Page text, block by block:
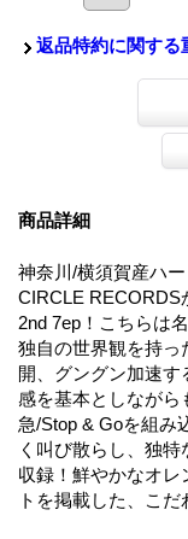
返品特約に関する
商品詳細
神奈川/横須賀産ハ
CIRCLE RECORDS
2nd 7ep！こちらは
独自の世界観を持っ
開、グングン加速
感を基本としながら
急/Stop & Goを組み
く叫び散らし、独
収録！鮮やかなオレ
トを掲載した、こ